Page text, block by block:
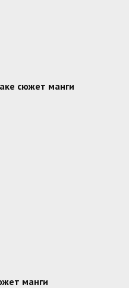
сюжет манги
манги